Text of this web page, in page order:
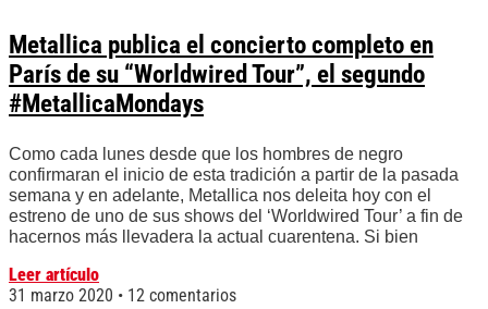
Metallica publica el concierto completo en
París de su “Worldwired Tour”, el segundo
#MetallicaMondays
Como cada lunes desde que los hombres de negro
confirmaran el inicio de esta tradición a partir de la pasada
semana y en adelante, Metallica nos deleita hoy con el
estreno de uno de sus shows del ‘Worldwired Tour’ a fin de
hacernos más llevadera la actual cuarentena. Si bien
Leer artículo
31 marzo 2020
12 comentarios